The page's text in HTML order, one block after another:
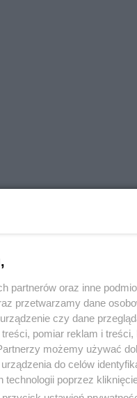
partnerów oraz inne
przetwarzamy dane
czy dane
pomiar reklam i
możemy używać
do celów
poprzez